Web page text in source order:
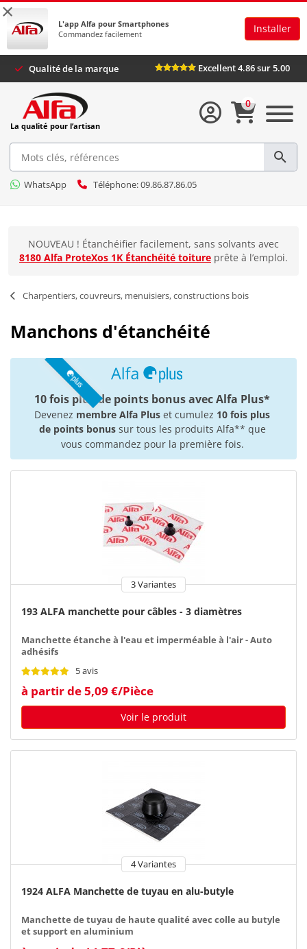
×
L'app Alfa pour Smartphones
Commandez facilement
Installer
Qualité de la marque Excellent 4.86 sur 5.00
La qualité pour l’artisan
WhatsApp Téléphone: 09.86.87.86.05
0
NOUVEAU ! Étanchéifier facilement, sans solvants avec
8180 Alfa ProteXos 1K Étanchéité toiture prête à l’emploi.
Charpentiers, couvreurs, menuisiers, constructions bois
Manchons d'étanchéité
10 fois plus de points bonus avec Alfa Plus*
Devenez membre Alfa Plus et cumulez 10 fois plus
de points bonussur tous les produits Alfa** que
vous commandez pour la première fois.
3 Variantes
193 ALFA manchette pour câbles - 3 diamètres
Manchette étanche à l'eau et imperméable à l'air - Auto
adhésifs
5 avis
à partir de 5,09 €/Pièce
Voir le produit
4 Variantes
1924 ALFA Manchette de tuyau en alu-butyle
Manchette de tuyau de haute qualité avec colle au butyle
et support en aluminium